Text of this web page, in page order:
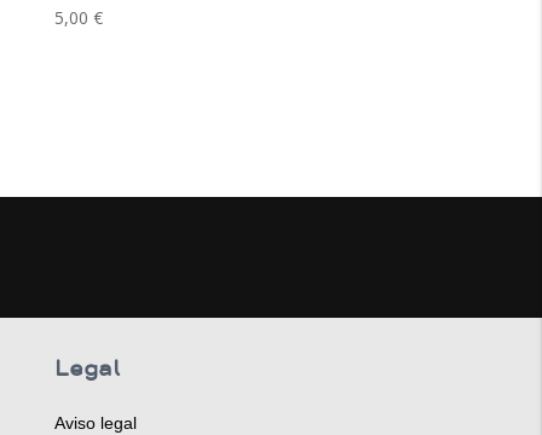
5,00 €
Legal
Aviso legal